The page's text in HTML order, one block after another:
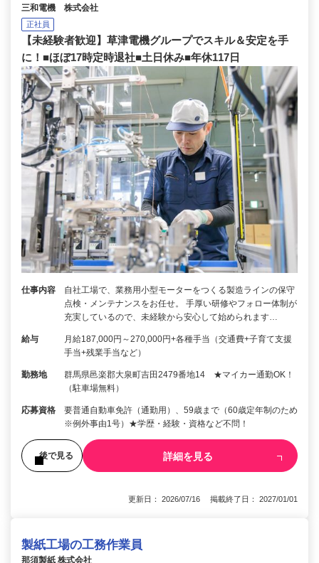
三和電機 株式会社
正社員
【未経験者歓迎】草津電機グループでスキル＆安定を手
に！■ほぼ17時定時退社■土日休み■年休117日
仕事内容
自社工場で、業務用小型モーターをつくる製造ラインの保守
点検・メンテナンスをお任せ。 手厚い研修やフォロー体制が
充実しているので、未経験から安心して始められます…
給与
月給187,000円～270,000円+各種手当（交通費+子育て支援
手当+残業手当など）
勤務地
群馬県邑楽郡大泉町吉田2479番地14 ★マイカー通勤OK！
（駐車場無料）
応募資格
要普通自動車免許（通勤用）、59歳まで（60歳定年制のため
※例外事由1号）★学歴・経験・資格など不問！
後で見る 詳細を見る
更新日： 2026/07/16 掲載終了日： 2027/01/01
製紙工場の工務作業員
那須製紙 株式会社